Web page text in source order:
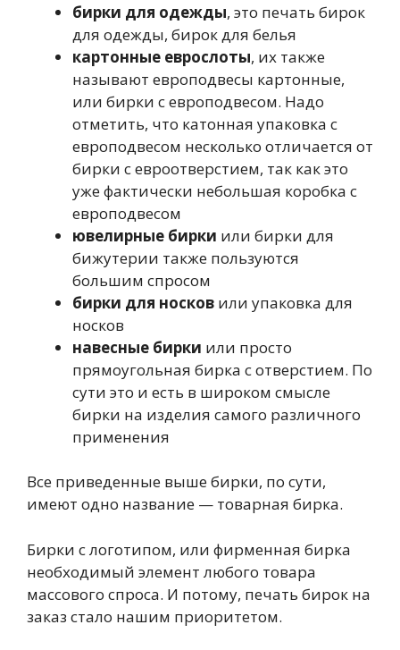
бирки для одежды, это печать бирок
для одежды, бирок для белья
картонные еврослоты, их также
называют европодвесы картонные,
или бирки с европодвесом. Надо
отметить, что катонная упаковка с
европодвесом несколько отличается от
бирки с евроотверстием, так как это
уже фактически небольшая коробка с
европодвесом
ювелирные бирки или бирки для
бижутерии также пользуются
большим спросом
бирки для носков или упаковка для
носков
навесные бирки или просто
прямоугольная бирка с отверстием. По
сути это и есть в широком смысле
бирки на изделия самого различного
применения
Все приведенные выше бирки, по сути,
имеют одно название — товарная бирка.
Бирки с логотипом, или фирменная бирка
необходимый элемент любого товара
массового спроса. И потому, печать бирок на
заказ стало нашим приоритетом.